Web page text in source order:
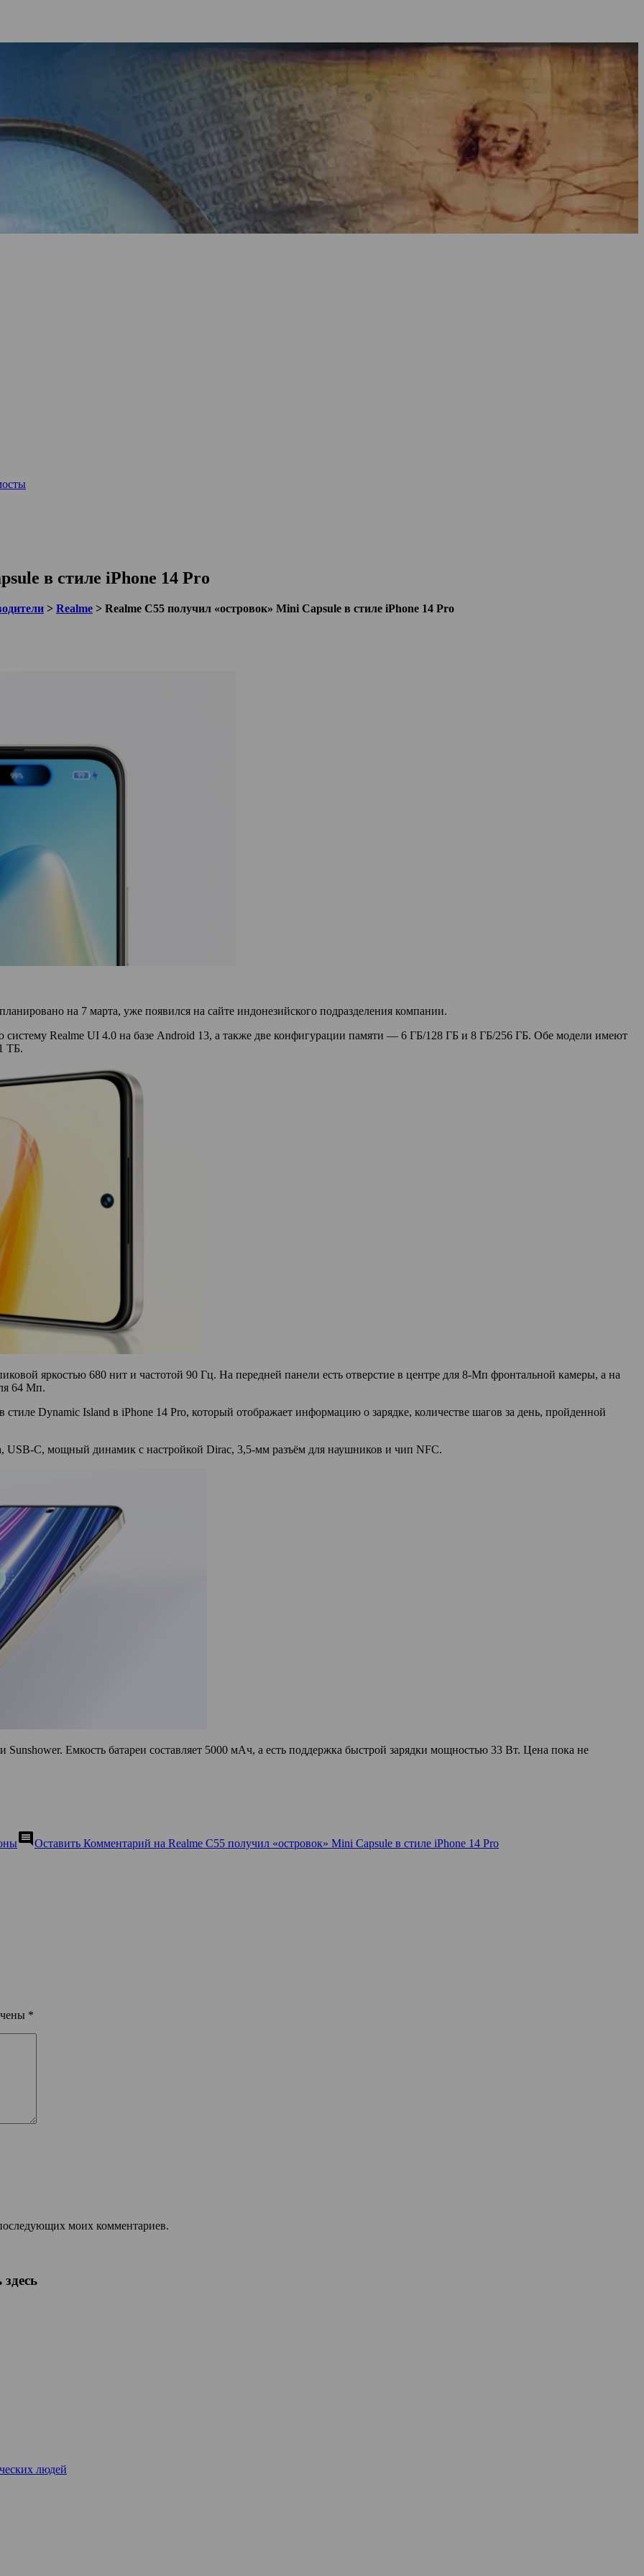
в стиле iPhone 14 Pro
> Realme > Realme C55 получил «островок» Mini Capsule в стиле iPhone 14 Pro
на 7 марта, уже появился на сайте индонезийского подразделения компании.
Realme UI 4.0 на базе Android 13, а также две конфигурации памяти — 6 ГБ/128 ГБ и 8 ГБ/256 ГБ. Обе модели имеют
ТБ.
яркостью 680 нит и частотой 90 Гц. На передней панели есть отверстие в центре для 8-Мп фронтальной камеры, а на
64 Мп.
Dynamic Island в iPhone 14 Pro, который отображает информацию о зарядке, количестве шагов за день, пройденной
USB-C, мощный динамик с настройкой Dirac, 3,5-мм разъём для наушников и чип NFC.
Емкость батареи составляет 5000 мАч, а есть поддержка быстрой зарядки мощностью 33 Вт. Цена пока не
comment Оставить Комментарий на Realme C55 получил «островок» Mini Capsule в стиле iPhone 14 Pro
*
моих комментариев.
людей